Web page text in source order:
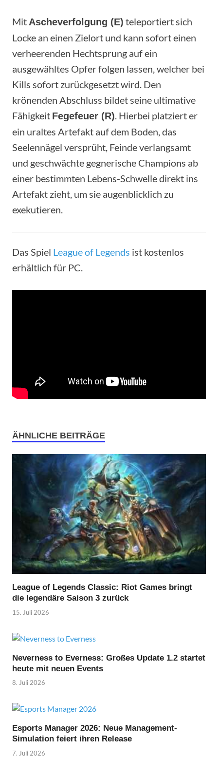
Mit Ascheverfolgung (E) teleportiert sich
Locke an einen Zielort und kann sofort einen
verheerenden Hechtsprung auf ein
ausgewähltes Opfer folgen lassen, welcher bei
Kills sofort zurückgesetzt wird. Den
krönenden Abschluss bildet seine ultimative
Fähigkeit Fegefeuer (R) . Hierbei platziert er
ein uraltes Artefakt auf dem Boden, das
Seelennägel versprüht, Feinde verlangsamt
und geschwächte gegnerische Champions ab
einer bestimmten Lebens-Schwelle direkt ins
Artefakt zieht, um sie augenblicklich zu
exekutieren.
Das Spiel League of Legends ist kostenlos
erhältlich für PC.
ÄHNLICHE BEITRÄGE
League of Legends Classic: Riot Games bringt
die legendäre Saison 3 zurück
15. Juli 2026
Neverness to Everness: Großes Update 1.2 startet
heute mit neuen Events
8. Juli 2026
Esports Manager 2026: Neue Management-
Simulation feiert ihren Release
7. Juli 2026